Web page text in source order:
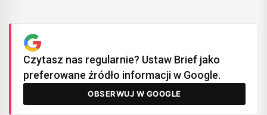
Czytasz nas regularnie? Ustaw Brief jako
preferowane źródło informacji w Google.
OBSERWUJ W GOOGLE